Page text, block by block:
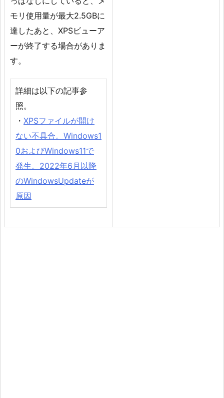
モリ使用量が最大2.5GBに
達したあと、XPSビューア
ーが終了する場合がありま
す。
詳細は以下の記事参
照。
・ XPSファイルが開け
ない不具合。Windows1
0およびWindows11で
発生。2022年6月以降
のWindowsUpdateが
原因